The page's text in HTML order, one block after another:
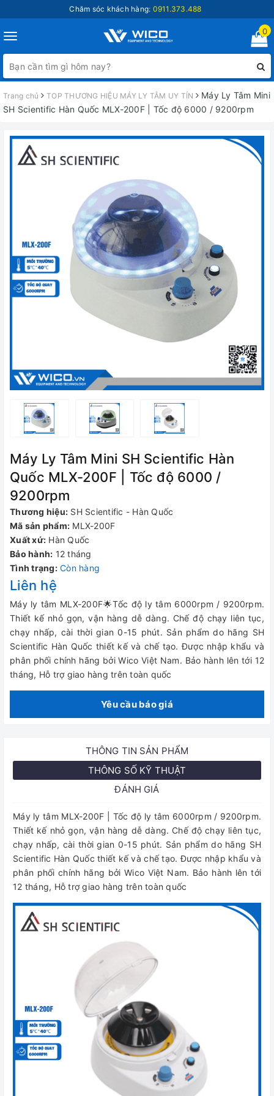
Chăm sóc khách hàng: 0911.373.488
Toggle
navigation
0
Trang chủ TOP THƯƠNG HIỆU MÁY LY TÂM UY TÍN
Máy Ly Tâm Mini
SH Scientific Hàn Quốc MLX-200F | Tốc độ 6000 / 9200rpm
Máy Ly Tâm Mini SH Scientific Hàn
Quốc MLX-200F | Tốc độ 6000 /
9200rpm
Thương hiệu: SH Scientific - Hàn Quốc
Mã sản phẩm: MLX-200F
Xuất xứ: Hàn Quốc
Bảo hành: 12 tháng
Tình trạng: Còn hàng
Liên hệ
Máy ly tâm MLX-200F🌟Tốc độ ly tâm 6000rpm / 9200rpm.
Thiết kế nhỏ gọn, vận hàng dễ dàng. Chế độ chạy liên tục,
chạy nhấp, cài thời gian 0-15 phút. Sản phẩm do hãng SH
Scientific Hàn Quốc thiết kế và chế tạo. Được nhập khẩu và
phân phối chính hãng bởi Wico Việt Nam. Bảo hành lên tới 12
tháng, Hỗ trợ giao hàng trên toàn quốc
Yêu cầu báo giá
THÔNG TIN SẢN PHẨM
THÔNG SỐ KỸ THUẬT
ĐÁNH GIÁ
Máy ly tâm MLX-200F | Tốc độ ly tâm 6000rpm / 9200rpm.
Thiết kế nhỏ gọn, vận hàng dễ dàng. Chế độ chạy liên tục,
chạy nhấp, cài thời gian 0-15 phút. Sản phẩm do hãng SH
Scientific Hàn Quốc thiết kế và chế tạo. Được nhập khẩu và
phân phối chính hãng bởi Wico Việt Nam. Bảo hành lên tới
12 tháng, Hỗ trợ giao hàng trên toàn quốc